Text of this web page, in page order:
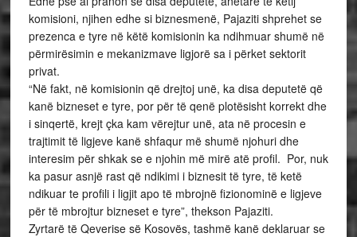
komisioni, njihen edhe si biznesmenë, Pajaziti shprehet se
prezenca e tyre në këtë komisionin ka ndihmuar shumë në
përmirësimin e mekanizmave ligjorë sa i përket sektorit
privat.
“Në fakt, në komisionin që drejtoj unë, ka disa deputetë që
kanë bizneset e tyre, por për të qenë plotësisht korrekt dhe
i sinqertë, krejt çka kam vërejtur unë, ata në procesin e
trajtimit të ligjeve kanë shfaqur më shumë njohuri dhe
interesim për shkak se e njohin më mirë atë profil. Por, nuk
ka pasur asnjë rast që ndikimi i biznesit të tyre, të ketë
ndikuar te profili i ligjit apo të mbrojnë fizionominë e ligjeve
për të mbrojtur bizneset e tyre”, thekson Pajaziti.
Zyrtarë të Qeverise së Kosovës, tashmë kanë deklaruar se